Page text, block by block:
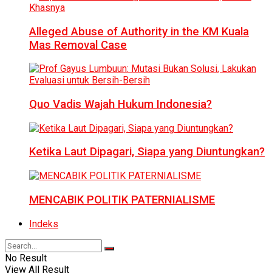
Alleged Abuse of Authority in the KM Kuala
Mas Removal Case
Quo Vadis Wajah Hukum Indonesia?
Ketika Laut Dipagari, Siapa yang Diuntungkan?
MENCABIK POLITIK PATERNIALISME
Indeks
No Result
View All Result